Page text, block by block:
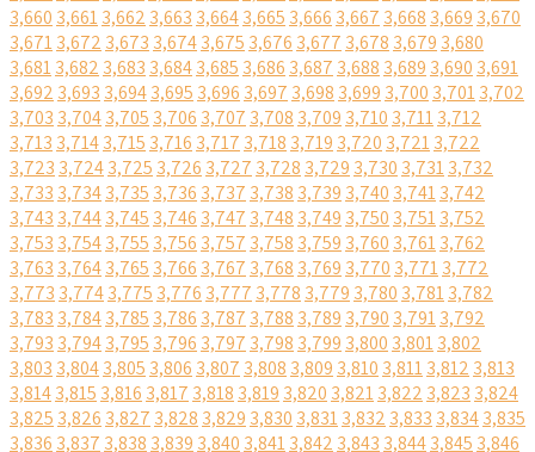
3,660 3,6613,662 3,663 3,6643,665 3,666 3,667 3,668 3,669 3,670
3,6713,672 3,673 3,6743,675 3,676 3,677 3,678 3,679 3,680
3,6813,682 3,683 3,6843,685 3,686 3,687 3,688 3,689 3,690 3,691
3,692 3,693 3,6943,695 3,696 3,697 3,698 3,699 3,700 3,7013,702
3,703 3,7043,705 3,706 3,707 3,708 3,709 3,710 3,7113,712
3,713 3,7143,715 3,716 3,717 3,718 3,719 3,720 3,7213,722
3,723 3,7243,725 3,726 3,727 3,728 3,729 3,730 3,7313,732
3,733 3,7343,735 3,736 3,737 3,738 3,739 3,740 3,7413,742
3,743 3,7443,745 3,746 3,747 3,748 3,749 3,750 3,7513,752
3,753 3,7543,755 3,756 3,757 3,758 3,759 3,760 3,7613,762
3,763 3,7643,765 3,766 3,767 3,768 3,769 3,770 3,7713,772
3,773 3,7743,775 3,776 3,777 3,778 3,779 3,780 3,7813,782
3,783 3,7843,785 3,786 3,787 3,788 3,789 3,790 3,7913,792
3,793 3,7943,795 3,796 3,797 3,798 3,799 3,800 3,8013,802
3,803 3,8043,805 3,806 3,807 3,808 3,809 3,810 3,8113,812 3,813
3,8143,815 3,816 3,817 3,818 3,819 3,820 3,8213,822 3,823 3,824
3,825 3,826 3,827 3,828 3,829 3,830 3,8313,832 3,833 3,8343,835
3,836 3,837 3,838 3,839 3,840 3,8413,842 3,843 3,8443,845 3,846